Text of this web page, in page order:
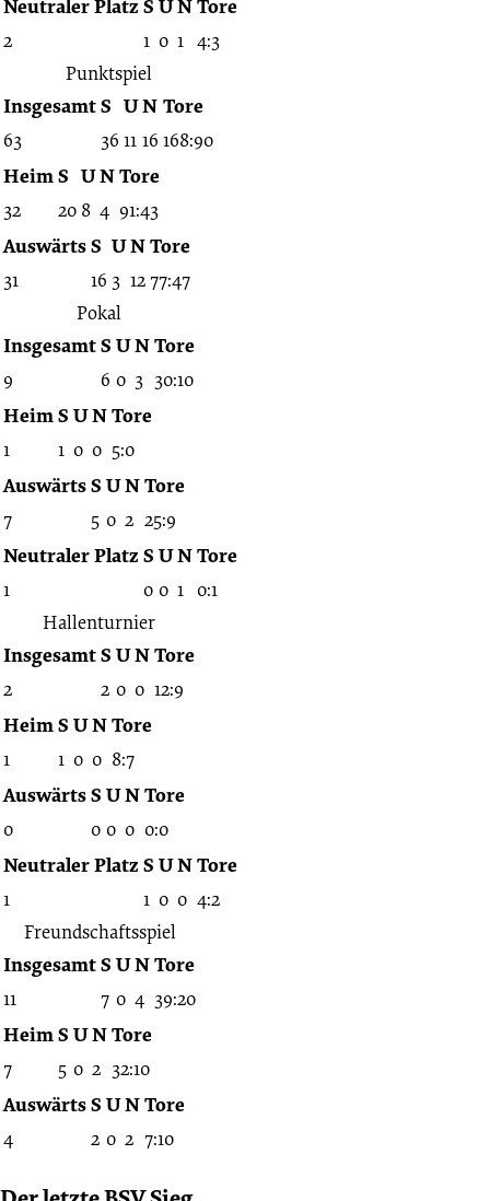
2 1 0 1 4:3
Punktspiel
InsgesamtS UN Tore
63 36 11 16 168:90
Heim S UNTore
32 20 8 4 91:43
AuswärtsS UNTore
31 16 3 1277:47
Pokal
InsgesamtS UNTore
9 6 0 3 30:10
Heim S UNTore
1 1 0 0 5:0
AuswärtsS UNTore
7 5 0 2 25:9
Neutraler Platz S UNTore
1 0 0 1 0:1
Hallenturnier
InsgesamtS UNTore
2 2 0 0 12:9
Heim S UNTore
1 1 0 0 8:7
AuswärtsS UNTore
0 0 0 0 0:0
Neutraler Platz S UNTore
1 1 0 0 4:2
Freundschaftsspiel
InsgesamtS UNTore
11 7 0 4 39:20
Heim S UNTore
7 5 0 2 32:10
AuswärtsS UNTore
4 2 0 2 7:10